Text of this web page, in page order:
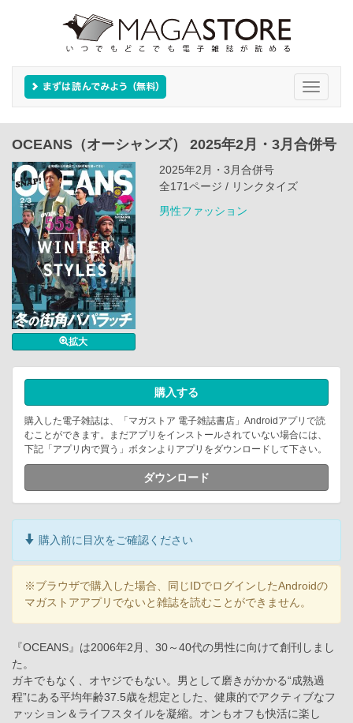
Toggle
OCEANS（オーシャンズ） 2025年2月・3月合併号
拡大
2025年2月・3月合併号
全171ページ / リンクタイズ
男性ファッション
購入する
購入した電子雑誌は、「マガストア 電子雑誌書店」Androidアプリで読
むことができます。まだアプリをインストールされていない場合には、
下記「アプリ内で買う」ボタンよりアプリをダウンロードして下さい。
ダウンロード
購入前に目次をご確認ください
※ブラウザで購入した場合、同じIDでログインしたAndroidの
マガストアアプリでないと雑誌を読むことができません。
『OCEANS』は2006年2月、30～40代の男性に向けて創刊しまし
た。
ガキでもなく、オヤジでもない。男として磨きがかかる“成熟過
程”にある平均年齢37.5歳を想定とした、健康的でアクティブなフ
ァッション＆ライフスタイルを凝縮。オンもオフも快活に楽し